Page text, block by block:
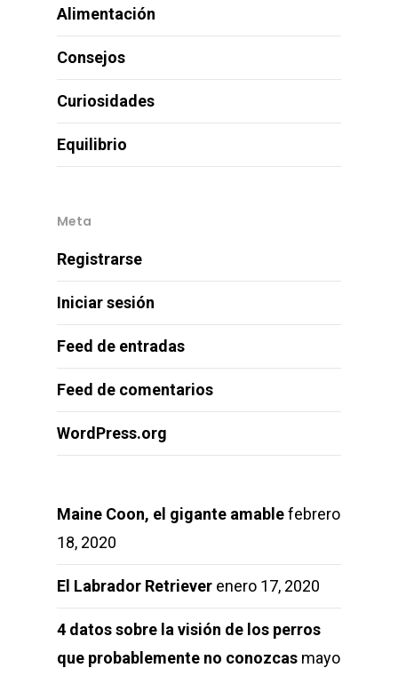
Alimentación
Consejos
Curiosidades
Equilibrio
Meta
Registrarse
Iniciar sesión
Feed de entradas
Feed de comentarios
WordPress.org
Maine Coon, el gigante amablefebrero
18, 2020
El Labrador Retriever enero 17, 2020
4 datos sobre la visión de los perros
que probablemente no conozcas mayo